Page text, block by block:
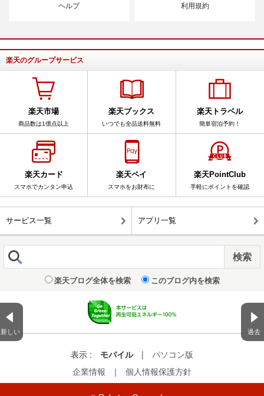
新しい 過去
ヘルプ 利用規約
楽天のグループサービス
楽天市場
商品数は1億点以上
楽天ブックス
いつでも全品送料無料
楽天トラベル
簡単宿泊予約！
楽天カード
スマホでカンタン申込
楽天ペイ
スマホをお財布に
楽天PointClub
手軽にポイントを確認
サービス一覧 アプリ一覧
楽天ブログ全体を検索 このブログ内を検索
表示 : モバイル |
パソコン版
企業情報
｜ 個人情報保護方針